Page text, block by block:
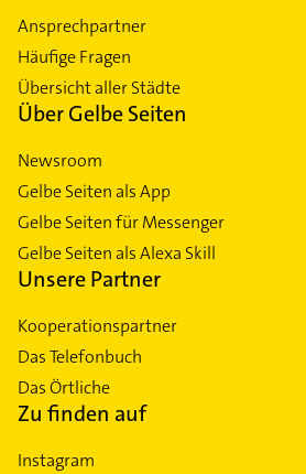
Ansprechpartner
Häufige Fragen
Übersicht aller Städte
Über Gelbe Seiten
Newsroom
Gelbe Seiten als App
Gelbe Seiten für Messenger
Gelbe Seiten als Alexa Skill
Unsere Partner
Kooperationspartner
Das Telefonbuch
Das Örtliche
Zu finden auf
Instagram